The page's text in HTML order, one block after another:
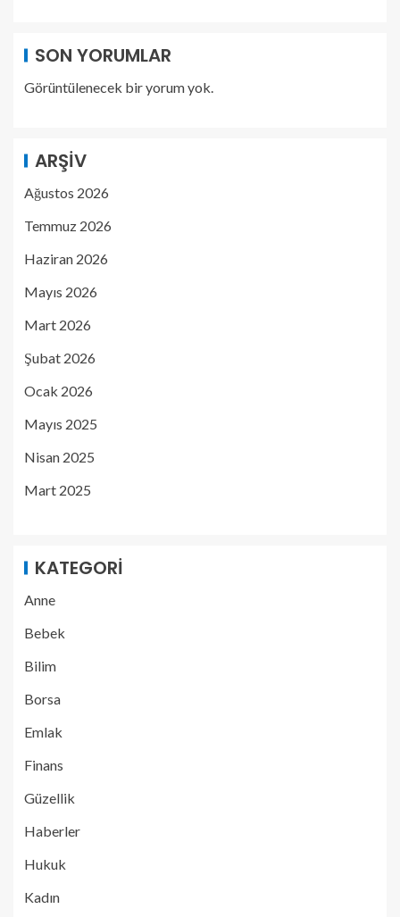
SON YORUMLAR
Görüntülenecek bir yorum yok.
ARŞIV
Ağustos 2026
Temmuz 2026
Haziran 2026
Mayıs 2026
Mart 2026
Şubat 2026
Ocak 2026
Mayıs 2025
Nisan 2025
Mart 2025
KATEGORI
Anne
Bebek
Bilim
Borsa
Emlak
Finans
Güzellik
Haberler
Hukuk
Kadın